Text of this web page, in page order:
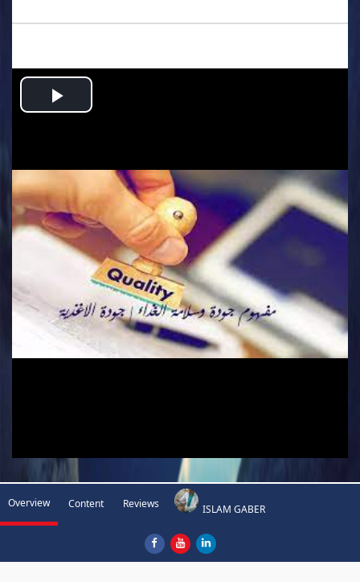
Play
Overview Content Reviews ISLAM GABER